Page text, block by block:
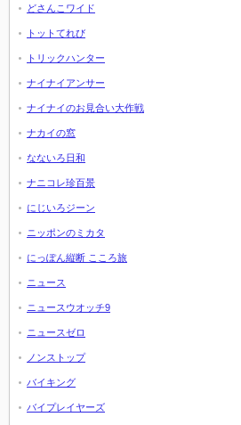
どさんこワイド
トットてれび
トリックハンター
ナイナイアンサー
ナイナイのお見合い大作戦
ナカイの窓
なないろ日和
ナニコレ珍百景
にじいろジーン
ニッポンのミカタ
にっぽん縦断 こころ旅
ニュース
ニュースウオッチ9
ニュースゼロ
ノンストップ
バイキング
バイプレイヤーズ